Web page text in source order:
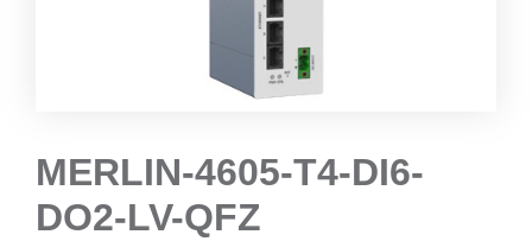
MERLIN-4605-T4-DI6-
DO2-LV-QFZ